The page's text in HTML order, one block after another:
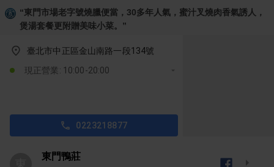
“東門市場老字號燒臘便當，30多年人氣，蜜汁叉燒肉香氣誘人，
煲湯套餐更附贈美味小菜。 ”
臺北市中正區金山南路一段134號
現正營業: 10:00-20:00
0223218877
東門鴨莊